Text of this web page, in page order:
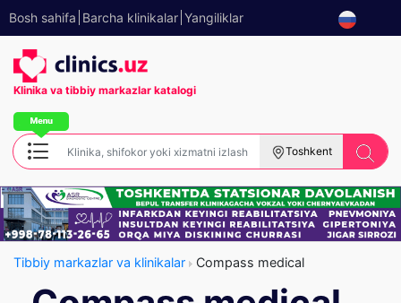
Bosh sahifa Barcha klinikalar Yangiliklar
Klinika va tibbiy markazlar katalogi
Toshkent
Tibbiy markazlar va klinikalar Compass medical